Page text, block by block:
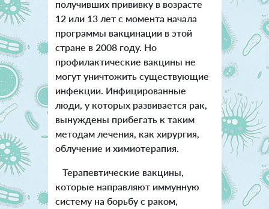
получивших прививку в возрасте
12 или 13 лет с момента начала
программы вакцинации в этой
стране в 2008 году. Но
профилактические вакцины не
могут уничтожить существующие
инфекции. Инфицированные
люди, у которых развивается рак,
вынуждены прибегать к таким
методам лечения, как хирургия,
облучение и химиотерапия.
Терапевтические вакцины,
которые направляют иммунную
систему на борьбу с раком,